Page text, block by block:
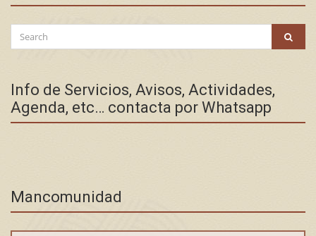
for:
Info de Servicios, Avisos, Actividades,
Agenda, etc… contacta por Whatsapp
Mancomunidad